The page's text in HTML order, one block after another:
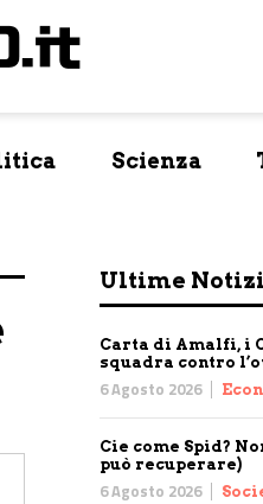
Scienza
Ultime
Carta di Amalfi, i
squadra contro
6 Agosto 2026
Cie come Spid?
può recuperare)
6 Agosto 2026